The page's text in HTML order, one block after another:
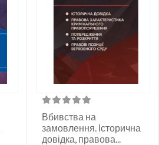
Вбивства на
замовлення. Історична
довідка, правова...